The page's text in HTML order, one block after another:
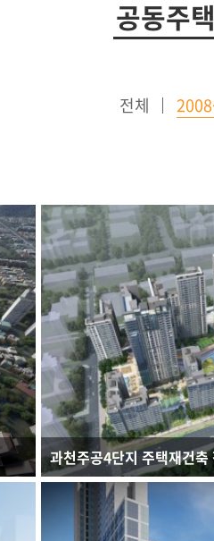
공동주
전체
과천주공4단지 주택재건축